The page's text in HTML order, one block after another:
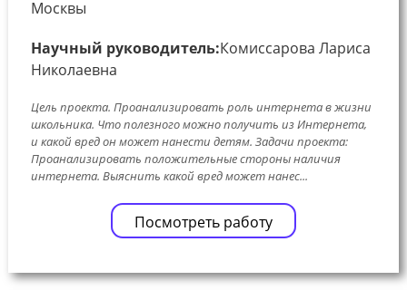
Москвы
Научный руководитель:Комиссарова Лариса
Николаевна
Цель проекта. Проанализировать роль интернета в жизни
школьника. Что полезного можно получить из Интернета,
и какой вред он может нанести детям. Задачи проекта:
Проанализировать положительные стороны наличия
интернета. Выяснить какой вред может нанес...
Посмотреть работу